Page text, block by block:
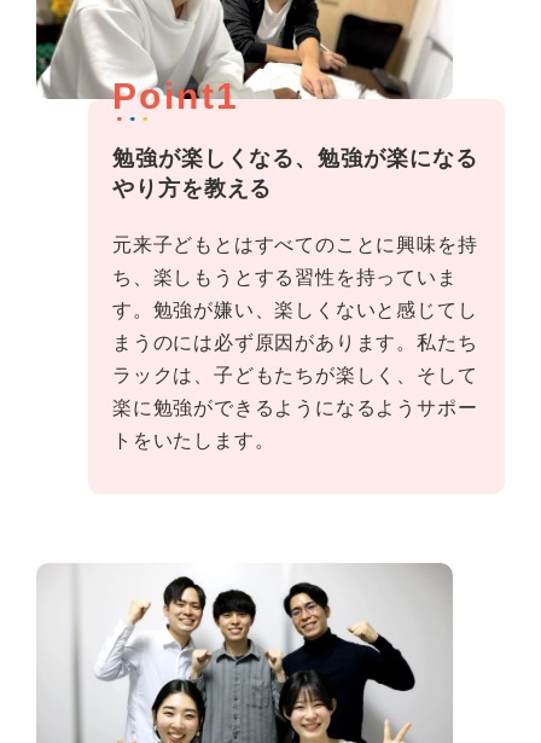
Point1
勉強が楽しくなる、勉強が楽になる
やり方を教える
元来子どもとはすべてのことに興味を持
ち、楽しもうとする習性を持っていま
す。勉強が嫌い、楽しくないと感じてし
まうのには必ず原因があります。私たち
ラックは、子どもたちが楽しく、そして
楽に勉強ができるようになるようサポー
トをいたします。